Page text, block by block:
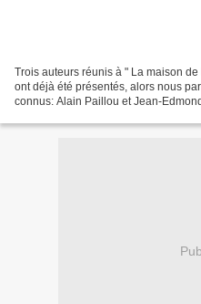
Trois auteurs réunis à " La maison
ont déjà été présentés, alors nous
connus: Alain Paillou et Jean-